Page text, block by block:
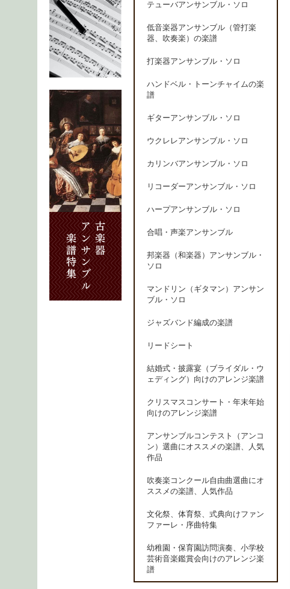
テューバアンサンブル・ソロ
低音楽器アンサンブル（管打楽
器、吹奏楽）の楽譜
打楽器アンサンブル・ソロ
ハンドベル・トーンチャイムの楽
譜
ギターアンサンブル・ソロ
ウクレレアンサンブル・ソロ
カリンバアンサンブル・ソロ
リコーダーアンサンブル・ソロ
ハープアンサンブル・ソロ
合唱・声楽アンサンブル
邦楽器（和楽器）アンサンブル・
ソロ
マンドリン（ギタマン）アンサン
ブル・ソロ
ジャズバンド編成の楽譜
リードシート
結婚式・披露宴（ブライダル・ウ
ェディング）向けのアレンジ楽譜
クリスマスコンサート・年末年始
向けのアレンジ楽譜
アンサンブルコンテスト（アンコ
ン）選曲にオススメの楽譜、人気
作品
吹奏楽コンクール自由曲選曲にオ
ススメの楽譜、人気作品
文化祭、体育祭、式典向けファン
ファーレ・序曲特集
幼稚園・保育園訪問演奏、小学校
芸術音楽鑑賞会向けのアレンジ楽
譜